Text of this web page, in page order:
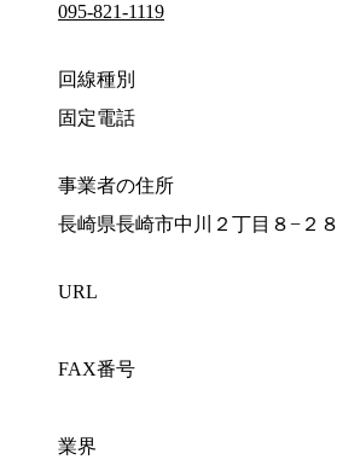
095-821-1119
回線種別
固定電話
事業者の住所
長崎県長崎市中川２丁目８−２８
URL
FAX番号
業界